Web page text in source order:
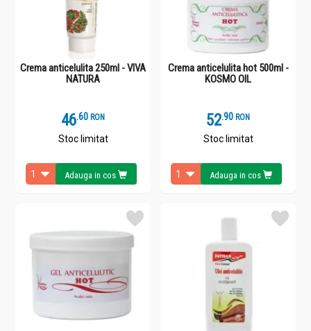
Crema anticelulita 250ml - VIVA
NATURA
46.6 RON
Stoc limitat
Adauga in cos
Crema anticelulita hot 500ml -
KOSMO OIL
52.9 RON
Stoc limitat
Adauga in cos